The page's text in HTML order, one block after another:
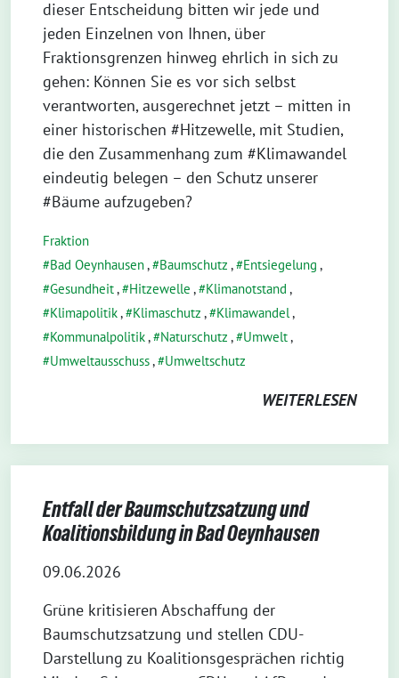
dieser Entscheidung bitten wir jede und
jeden Einzelnen von Ihnen, über
Fraktionsgrenzen hinweg ehrlich in sich zu
gehen: Können Sie es vor sich selbst
verantworten, ausgerechnet jetzt – mitten in
einer historischen #Hitzewelle, mit Studien,
die den Zusammenhang zum #Klimawandel
eindeutig belegen – den Schutz unserer
#Bäume aufzugeben?
Fraktion
Bad Oeynhausen, Baumschutz , Entsiegelung ,
Gesundheit, Hitzewelle , Klimanotstand ,
Klimapolitik, Klimaschutz , Klimawandel,
Kommunalpolitik, Naturschutz , Umwelt,
Umweltausschuss, Umweltschutz
WEITERLESEN
Entfall der Baumschutzsatzung und
Koalitionsbildung in Bad Oeynhausen
09.06.2026
Grüne kritisieren Abschaffung der
Baumschutzsatzung und stellen CDU-
Darstellung zu Koalitionsgesprächen richtig